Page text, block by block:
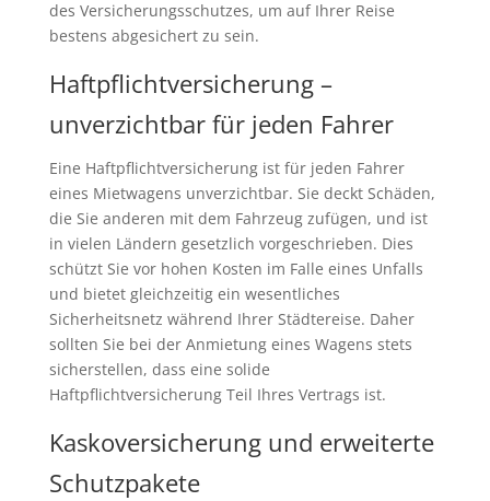
des Versicherungsschutzes, um auf Ihrer Reise
bestens abgesichert zu sein.
Haftpflichtversicherung –
unverzichtbar für jeden Fahrer
Eine Haftpflichtversicherung ist für jeden Fahrer
eines Mietwagens unverzichtbar. Sie deckt Schäden,
die Sie anderen mit dem Fahrzeug zufügen, und ist
in vielen Ländern gesetzlich vorgeschrieben. Dies
schützt Sie vor hohen Kosten im Falle eines Unfalls
und bietet gleichzeitig ein wesentliches
Sicherheitsnetz während Ihrer Städtereise. Daher
sollten Sie bei der Anmietung eines Wagens stets
sicherstellen, dass eine solide
Haftpflichtversicherung Teil Ihres Vertrags ist.
Kaskoversicherung und erweiterte
Schutzpakete